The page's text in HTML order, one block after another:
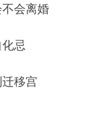
会离婚
忌
移宫